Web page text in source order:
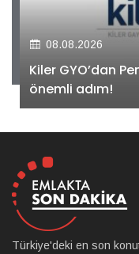
08.08.2026
Kiler GYO’dan
önemli adım!
Türkiye'deki en son